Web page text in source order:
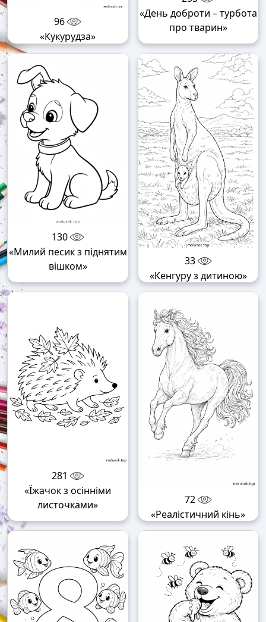
96
«Кукурудза»
«День доброти – турбота
про тварин»
130
«Милий песик з піднятим
вішком»
33
«Кенгуру з дитиною»
281
«Їжачок з осінніми
листочками»
72
«Реалістичний кінь»